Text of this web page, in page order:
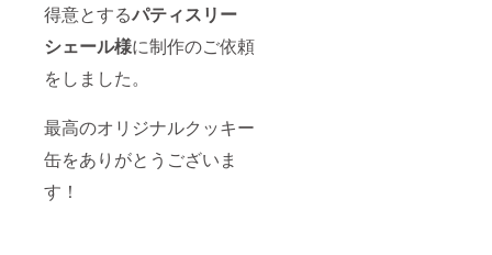
得意とするパティスリー
シェール様に制作のご依頼
をしました。
最高のオリジナルクッキー
缶をありがとうございま
す！